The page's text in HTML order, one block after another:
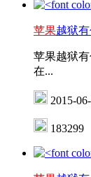
苹果越狱
苹果越狱
在...
2015-
183299